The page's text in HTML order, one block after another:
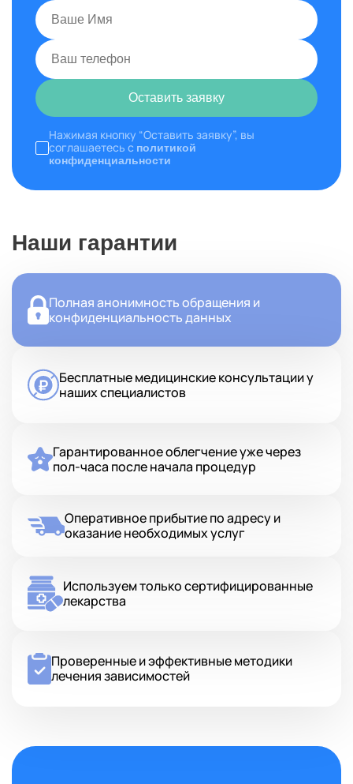
Нажимая кнопку “Оставить заявку”, вы
соглашаетесь с политикой
конфиденциальности
Оставить заявку
Наши гарантии
Полная анонимность обращения и
конфиденциальность данных
Бесплатные медицинские консультации у
наших специалистов
Гарантированное облегчение уже через
пол-часа после начала процедур
Оперативное прибытие по адресу и
оказание необходимых услуг
Используем только сертифицированные
лекарства
Проверенные и эффективные методики
лечения зависимостей